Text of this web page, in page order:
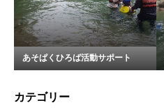
あそぱくひろば活動サポート
カテゴリー